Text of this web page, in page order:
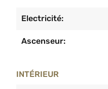
Electricité:
Ascenseur:
INTÉRIEUR